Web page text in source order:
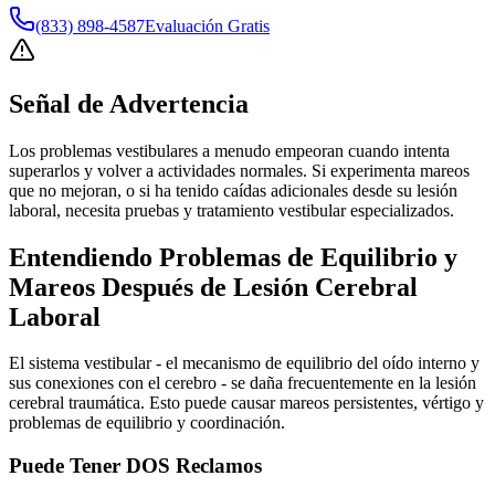
(833) 898-4587Evaluación Gratis
Señal de Advertencia
Los problemas vestibulares a menudo empeoran cuando intenta
superarlos y volver a actividades normales. Si experimenta mareos
que no mejoran, o si ha tenido caídas adicionales desde su lesión
laboral, necesita pruebas y tratamiento vestibular especializados.
Entendiendo Problemas de Equilibrio y
Mareos Después de Lesión Cerebral
Laboral
El sistema vestibular - el mecanismo de equilibrio del oído interno y
sus conexiones con el cerebro - se daña frecuentemente en la lesión
cerebral traumática. Esto puede causar mareos persistentes, vértigo y
problemas de equilibrio y coordinación.
Puede Tener DOS Reclamos